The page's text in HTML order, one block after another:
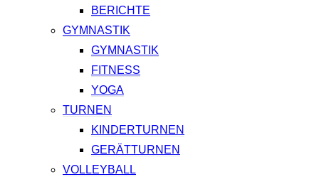
BERICHTE
GYMNASTIK
GYMNASTIK
FITNESS
YOGA
TURNEN
KINDERTURNEN
GERÄTTURNEN
VOLLEYBALL